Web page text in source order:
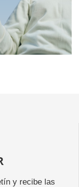
y recibe las